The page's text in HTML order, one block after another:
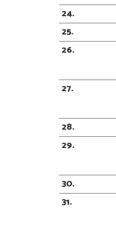
24
25
26
27
28
29
30
31